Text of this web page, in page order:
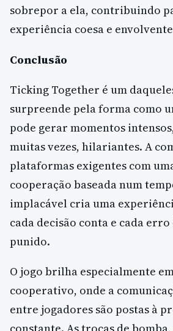
sobrepor a ela, contribuindo
experiência coesa e
Conclusão
Ticking Together é um
surpreende pela forma como
pode gerar momentos
muitas vezes, hilariantes. A
plataformas exigentes com
cooperação baseada num
implacável cria uma
cada decisão conta e cada
punido.
O jogo brilha especialmente
cooperativo, onde a
entre jogadores são postas à